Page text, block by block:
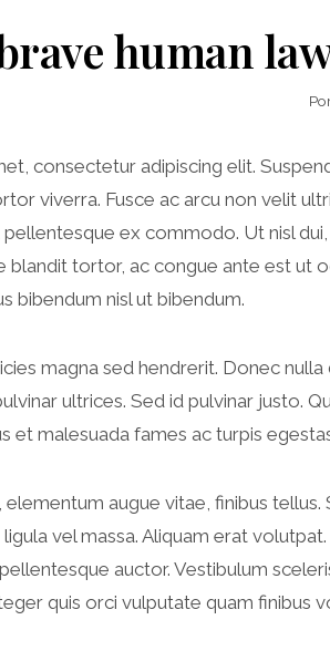
human
consectetur adipiscing elit.
viverra. Fusce ac arcu non velit
ex commodo. Ut nisl
blandit tortor, ac congue ante est
bibendum nisl ut bibendum.
magna sed hendrerit. Donec
ultrices. Sed id pulvinar justo.
et malesuada fames ac turpis
elementum augue vitae, finibus
vel massa. Aliquam erat
auctor. Vestibulum
quis orci vulputate quam finibus